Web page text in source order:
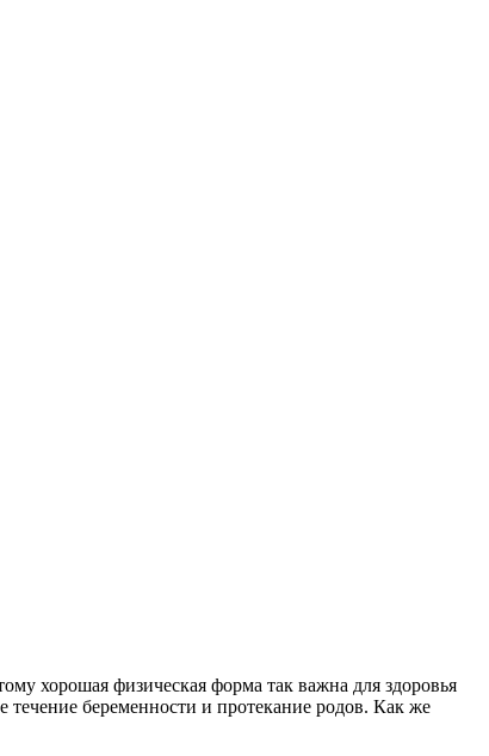
хорошая физическая форма так важна для здоровья
течение беременности и протекание родов. Как же